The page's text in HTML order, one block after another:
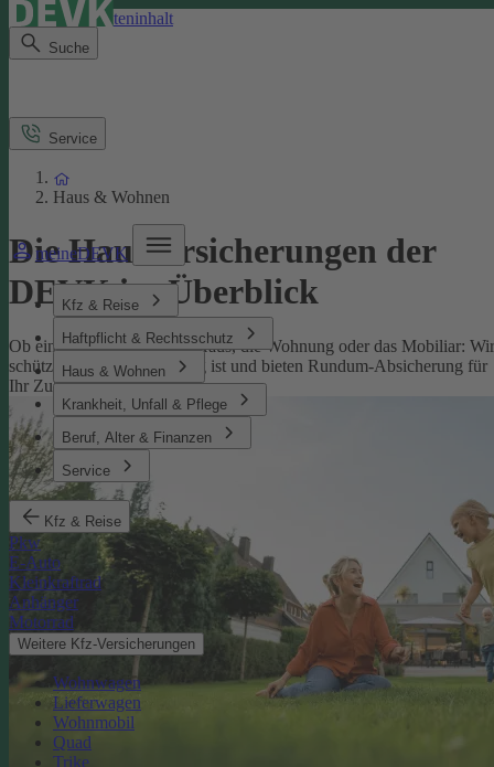
Direkt zum Seiteninhalt
Suche
meineDEVK
Kfz & Reise
Haftpflicht & Rechtsschutz
Haus & Wohnen
Krankheit, Unfall & Pflege
Beruf, Alter & Finanzen
Service
Kfz & Reise
Pkw
E-Auto
Kleinkraftrad
Anhänger
Motorrad
Weitere Kfz-Versicherungen
Wohnwagen
Lieferwagen
Wohnmobil
Quad
Trike
Service
Haus & Wohnen
Die Hausversicherungen der
DEVK im Überblick
Ob eine Versicherung fürs Haus, die Wohnung oder das Mobiliar: Wir
schützen, was Ihnen wichtig ist und bieten Rundum-Absicherung für
Ihr Zuhause.